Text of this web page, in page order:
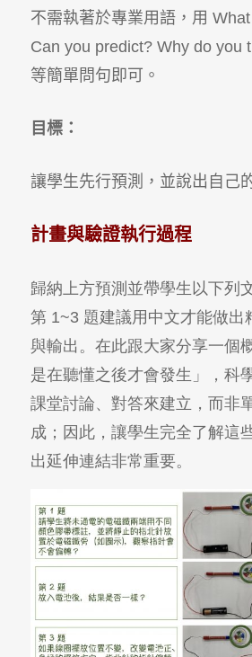
不需執著於專業用語，用
Can you predict? Why do
等簡單問句即可。
目標：
讓學生先行預測，並說出自己
計畫與驗證執行過程
歸納上方預測並帶學生以下列
第 1~3 題建議用中文才能做出
與輸出。在此跟大家分享一個
是在聽懂之後才會發生」， 科
課堂討論、對答來建立，而非
成；因此，讓學生完全了解這
出延伸連結非常重要。